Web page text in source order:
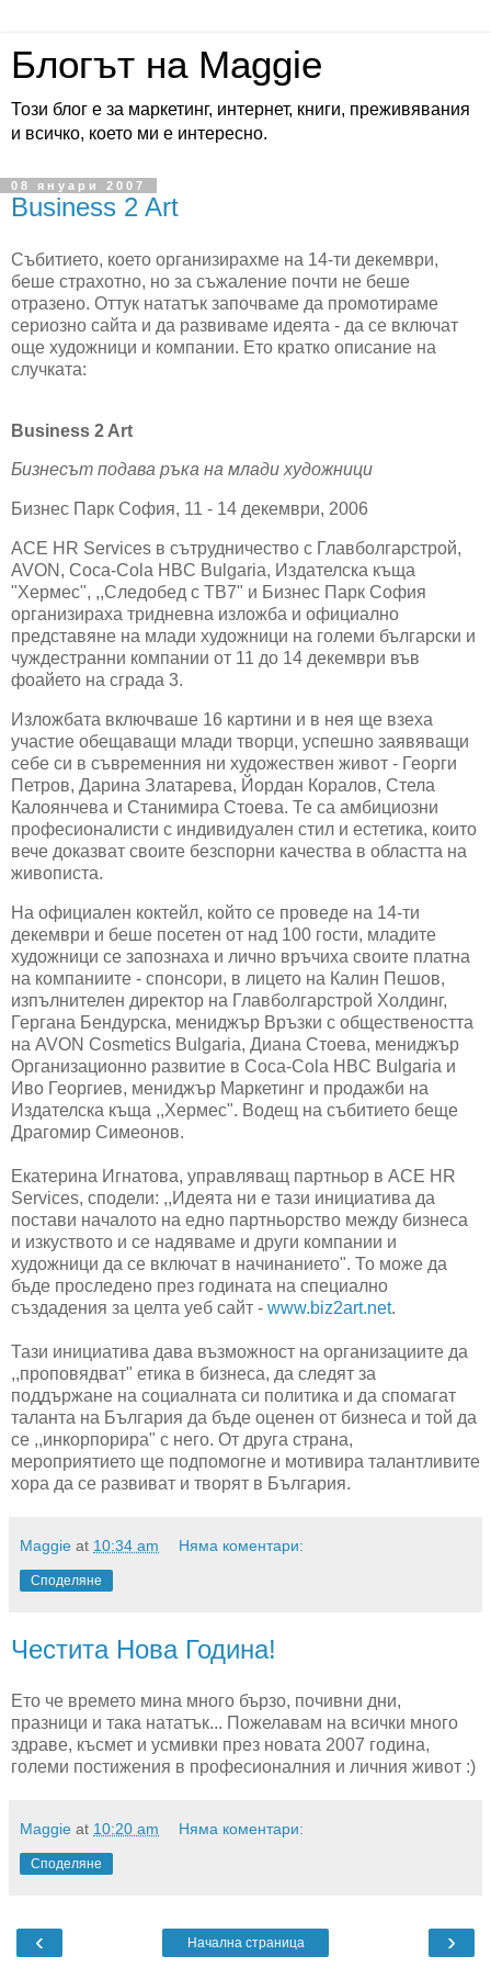
Блогът на Maggie
Този блог е за маркетинг, интернет, книги, преживявания
и всичко, което ми е интересно.
08 януари 2007
Business 2 Art
Събитието, което организирахме на 14-ти декември,
беше страхотно, но за съжаление почти не беше
отразено. Оттук нататък започваме да промотираме
сериозно сайта и да развиваме идеята - да се включат
още художници и компании. Ето кратко описание на
случката:
Business 2 Art
Бизнесът подава ръка на млади художници
Бизнес Парк София, 11 - 14 декември, 2006
ACE HR Services в сътрудничество с Главболгарстрой,
AVON, Coca-Cola HBC Bulgaria, Издателска къща
"Хермес", ,,Следобед с ТВ7" и Бизнес Парк София
организираха тридневна изложба и официално
представяне на млади художници на големи български и
чуждестранни компании от 11 до 14 декември във
фоайето на сграда 3.
Изложбата включваше 16 картини и в нея ще взеха
участие обещаващи млади творци, успешно заявяващи
себе си в съвременния ни художествен живот - Георги
Петров, Дарина Златарева, Йордан Коралов, Стела
Калоянчева и Станимира Стоева. Те са амбициозни
професионалисти с индивидуален стил и естетика, които
вече доказват своите безспорни качества в областта на
живописта.
На официален коктейл, който се проведе на 14-ти
декември и беше посетен от над 100 гости, младите
художници се запознаха и лично връчиха своите платна
на компаниите - спонсори, в лицето на Калин Пешов,
изпълнителен директор на Главболгарстрой Холдинг,
Гергана Бендурска, мениджър Връзки с обществеността
на AVON Cosmetics Bulgaria, Диана Стоева, мениджър
Организационно развитие в Coca-Cola HBC Bulgaria и
Иво Георгиев, мениджър Маркетинг и продажби на
Издателска къща ,,Хермес". Водещ на събитието беще
Драгомир Симеонов.
Екатерина Игнатова, управляващ партньор в ACE HR
Services, сподели: ,,Идеята ни е тази инициатива да
постави началото на едно партньорство между бизнеса
и изкуството и се надяваме и други компании и
художници да се включат в начинанието". То може да
бъде проследено през годината на специално
създадения за целта уеб сайт - www.biz2art.net.
Тази инициатива дава възможност на организациите да
,,проповядват" етика в бизнеса, да следят за
поддържане на социалната си политика и да спомагат
таланта на България да бъде оценен от бизнеса и той да
се ,,инкорпорира" с него. От друга страна,
мероприятието ще подпомогне и мотивира талантливите
хора да се развиват и творят в България.
Maggie at 10:34 am Няма коментари:
Споделяне
Честита Нова Година!
Ето че времето мина много бързо, почивни дни,
празници и така нататък... Пожелавам на всички много
здраве, късмет и усмивки през новата 2007 година,
големи постижения в професионалния и личния живот :)
Maggie at 10:20 am Няма коментари:
Споделяне
‹ ›
Начална страница